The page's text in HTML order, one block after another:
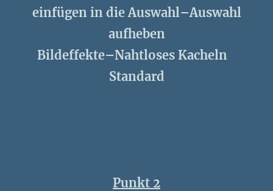
einfügen in die Auswahl–Auswahl
aufheben
Bildeffekte–Nahtloses Kacheln
Standard
Punkt 2